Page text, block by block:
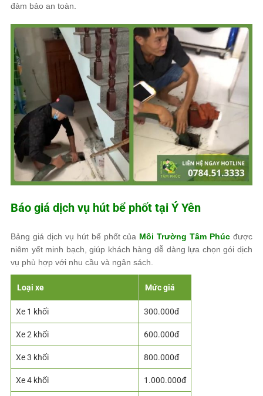
đảm bảo an toàn.
Báo giá dịch vụ hút bể phốt tại Ý Yên
Bảng giá dịch vụ hút bể phốt của Môi Trường Tâm Phúc được
niêm yết minh bạch, giúp khách hàng dễ dàng lựa chọn gói dịch
vụ phù hợp với nhu cầu và ngân sách.
Loại xe Mức giá
Xe 1 khối 300.000đ
Xe 2 khối 600.000đ
Xe 3 khối 800.000đ
Xe 4 khối 1.000.000đ